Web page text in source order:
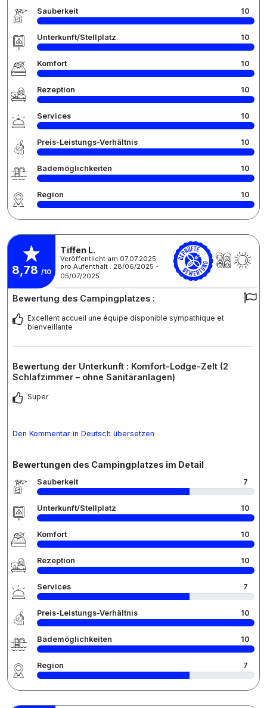
Sauberkeit 10
Unterkunft/Stellplatz 10
Komfort 10
Rezeption 10
Services 10
Preis-Leistungs-Verhältnis 10
Bademöglichkeiten 10
Region 10
8,78 /10
Tiffen L.
Veröffentlicht am 07.07.2025
pro Aufenthalt : 28/06/2025 -
05/07/2025
Bewertung des Campingplatzes :
Excellent accueil une équipe disponible sympathique et
bienveillante
Bewertung der Unterkunft : Komfort-Lodge-Zelt (2
Schlafzimmer – ohne Sanitäranlagen)
Super
Den Kommentar in Deutsch übersetzen
Bewertungen des Campingplatzes im Detail
Sauberkeit 7
Unterkunft/Stellplatz 10
Komfort 10
Rezeption 10
Services 7
Preis-Leistungs-Verhältnis 10
Bademöglichkeiten 10
Region 7